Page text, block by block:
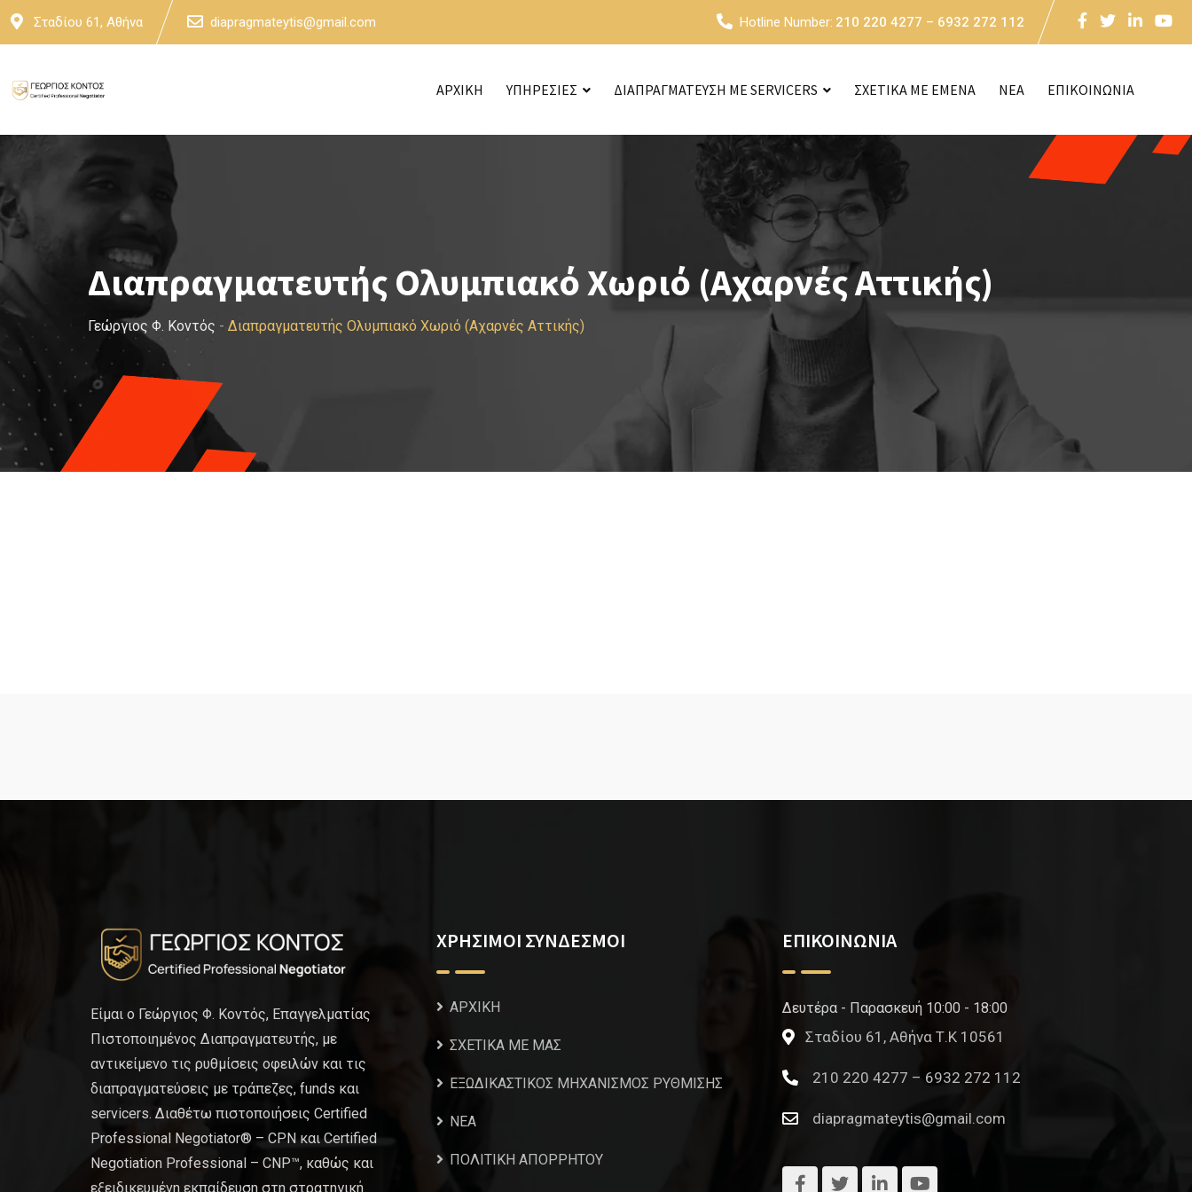
Skip
Σταδίου 61, Αθήνα diapragmateytis@gmail.com Hotline Number: 210 220 4277 – 6932 272 112
ΑΡΧΙΚΗ ΥΠΗΡΕΣΙΕΣ ΔΙΑΠΡΑΓΜΑΤΕΥΣΗ ΜΕ SERVICERS ΣΧΕΤΙΚΑ ΜΕ ΕΜΕΝΑ NEA ΕΠΙΚΟΙΝΩΝΙΑ
Διαπραγματευτής Ολυμπιακό Χωριό (Αχαρνές Αττικής)
Γεώργιος Φ. Κοντός - Διαπραγματευτής Ολυμπιακό Χωριό (Αχαρνές Αττικής)
Είμαι ο Γεώργιος Φ. Κοντός, Επαγγελματίας
Πιστοποιημένος Διαπραγματευτής, με
αντικείμενο τις ρυθμίσεις οφειλών και τις
διαπραγματεύσεις με τράπεζες, funds και
servicers. Διαθέτω πιστοποιήσεις Certified
Professional Negotiator® – CPN και Certified
Negotiation Professional – CNP™, καθώς και
εξειδικευμένη εκπαίδευση στη στρατηγική
ΧΡΗΣΙΜΟΙ ΣΥΝΔΕΣΜΟΙ
ΑΡΧΙΚΗ
ΣΧΕΤΙΚΑ ΜΕ ΜΑΣ
ΕΞΩΔΙΚΑΣΤΙΚΟΣ ΜΗΧΑΝΙΣΜΟΣ ΡΥΘΜΙΣΗΣ
NEA
ΠΟΛΙΤΙΚΗ ΑΠΟΡΡΗΤΟΥ
ΕΠΙΚΟΙΝΩΝΙΑ
Δευτέρα - Παρασκευή 10:00 - 18:00
Σταδίου 61, Αθήνα Τ.Κ 10561
210 220 4277 – 6932 272 112
diapragmateytis@gmail.com